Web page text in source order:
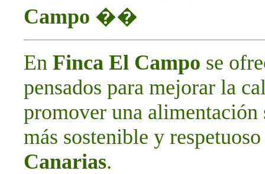
Campo ��
En Finca El Campo se
pensados para mejorar la
promover una
más sostenible y
Canarias.